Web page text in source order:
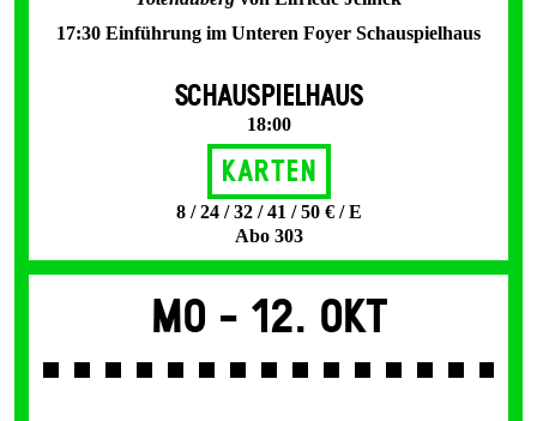
17:30 Einführung im Unteren Foyer Schauspielhaus
SCHAUSPIELHAUS
18:00
Karten
8 / 24 / 32 / 41 / 50 € / E
Abo 303
Mo - 12. Okt